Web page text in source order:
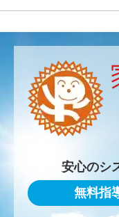
安心のシ
無料指